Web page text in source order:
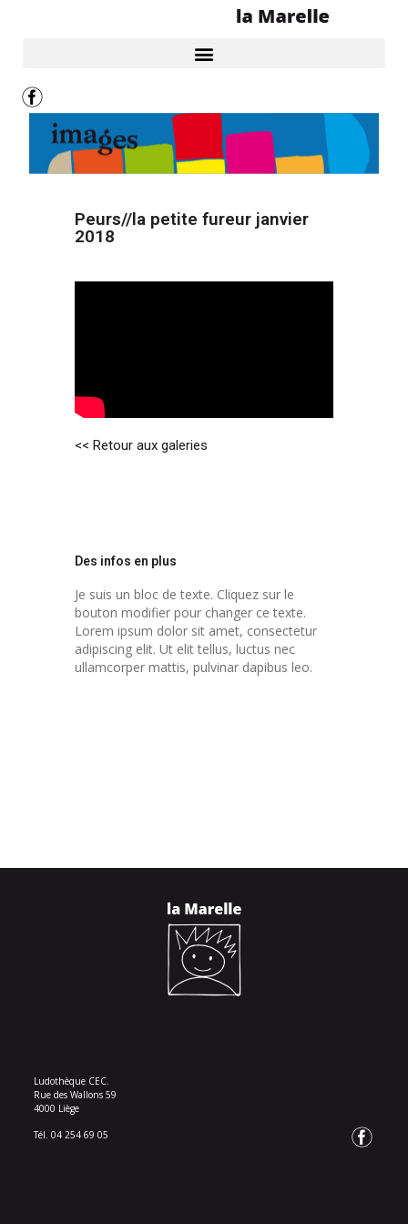
Peurs//la petite fureur janvier
2018
<< Retour aux galeries
Des infos en plus
Je suis un bloc de texte. Cliquez sur le
bouton modifier pour changer ce texte.
Lorem ipsum dolor sit amet, consectetur
adipiscing elit. Ut elit tellus, luctus nec
ullamcorper mattis, pulvinar dapibus leo.
Ludothèque CEC.
Rue des Wallons 59
4000 Liège
Tél. 04 254 69 05